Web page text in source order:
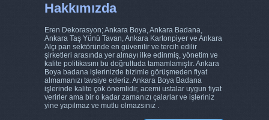
Hakkımızda
Eren Dekorasyon; Ankara Boya, Ankara Badana,
Ankara Taş Yünü Tavan, Ankara Kartonpiyer ve Ankara
Alçı pan sektöründe en güvenilir ve tercih edilir
şirketleri arasında yer almayı ilke edinmiş, yönetim ve
kalite politikasını bu doğrultuda tamamlamıştır. Ankara
Boya badana işlerinizde bizimle görüşmeden fiyat
almamanızı tavsiye ederiz. Ankara Boya Badana
işlerinde kalite çok önemlidir, acemi ustalar uygun fiyat
verirler ama bir o kadar zamanızı çalarlar ve işleriniz
yine yapılmaz ve mutlu olmazsınız .